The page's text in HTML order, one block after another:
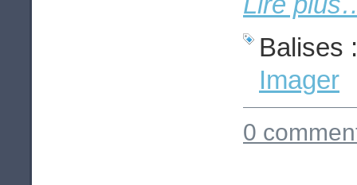
Balises
Imager
0